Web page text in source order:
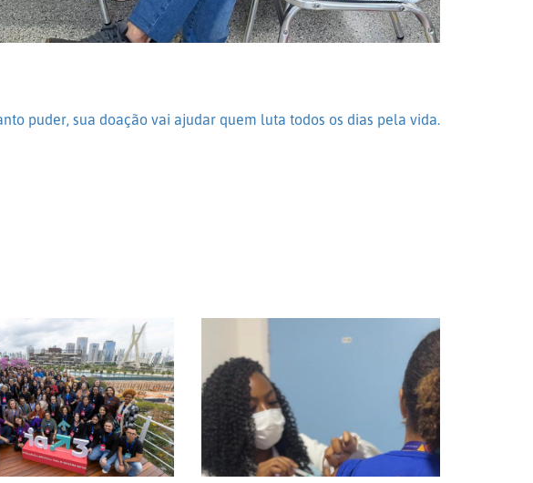
puder, sua doação vai ajudar quem luta todos os dias pela vida.